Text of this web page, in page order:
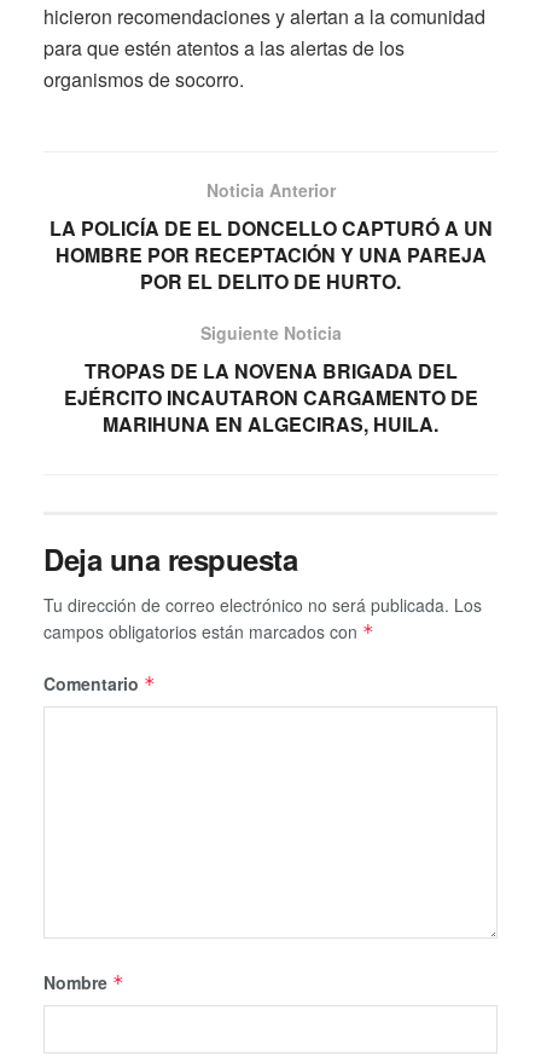
hicieron recomendaciones y alertan a la comunidad
para que estén atentos a las alertas de los
organismos de socorro.
Noticia Anterior
LA POLICÍA DE EL DONCELLO CAPTURÓ A UN
HOMBRE POR RECEPTACIÓN Y UNA PAREJA
POR EL DELITO DE HURTO.
Siguiente Noticia
TROPAS DE LA NOVENA BRIGADA DEL
EJÉRCITO INCAUTARON CARGAMENTO DE
MARIHUNA EN ALGECIRAS, HUILA.
Deja una respuesta
Tu dirección de correo electrónico no será publicada. Los
campos obligatorios están marcados con *
Comentario *
Nombre *